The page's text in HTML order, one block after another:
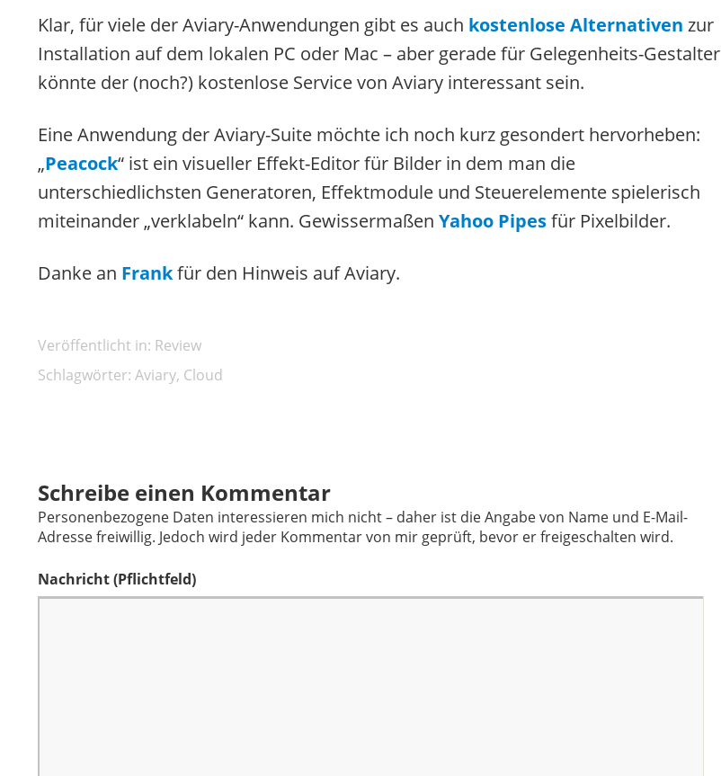
Klar, für viele der Aviary-Anwendungen gibt es auch kostenlose Alternativen zur
Installation auf dem lokalen PC oder Mac – aber gerade für Gelegenheits-Gestalter
könnte der (noch?) kostenlose Service von Aviary interessant sein.
Eine Anwendung der Aviary-Suite möchte ich noch kurz gesondert hervorheben:
„Peacock“ ist ein visueller Effekt-Editor für Bilder in dem man die
unterschiedlichsten Generatoren, Effektmodule und Steuerelemente spielerisch
miteinander „verklabeln“ kann. Gewissermaßen Yahoo Pipesfür Pixelbilder.
Danke an Frankfür den Hinweis auf Aviary.
Veröffentlicht in: Review
Schlagwörter: Aviary, Cloud
Schreibe einen Kommentar
Personenbezogene Daten interessieren mich nicht – daher ist die Angabe von Name und E-Mail-
Adresse freiwillig. Jedoch wird jeder Kommentar von mir geprüft, bevor er freigeschalten wird.
Nachricht(Pflichtfeld)